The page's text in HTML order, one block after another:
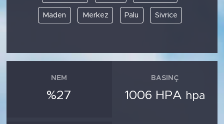
Maden Merkez Palu Sivrice
NEM
%27
BASINÇ
1006 HPA hpa